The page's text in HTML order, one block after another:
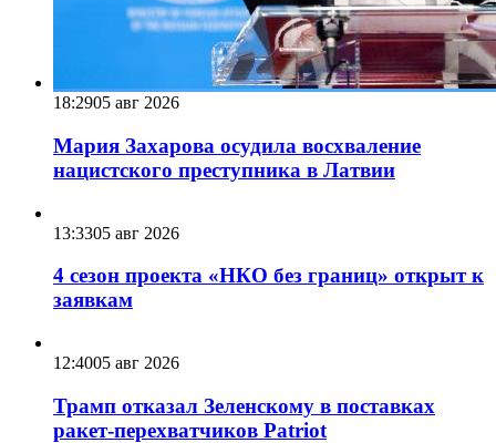
18:2905 авг 2026
Мария Захарова осудила восхваление
нацистского преступника в Латвии
13:3305 авг 2026
4 сезон проекта «НКО без границ» открыт к
заявкам
12:4005 авг 2026
Трамп отказал Зеленскому в поставках
ракет-перехватчиков Patriot